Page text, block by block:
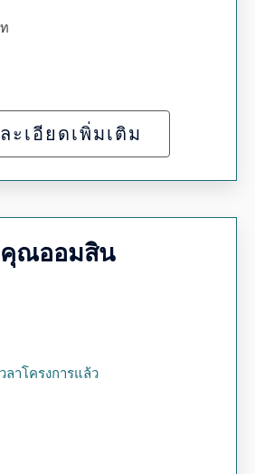
ะเอียดเพิ่มเติม
คุณออมสิน
ลาโครงการแล้ว